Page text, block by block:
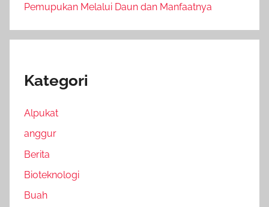
Pemupukan Melalui Daun dan Manfaatnya
Kategori
Alpukat
anggur
Berita
Bioteknologi
Buah